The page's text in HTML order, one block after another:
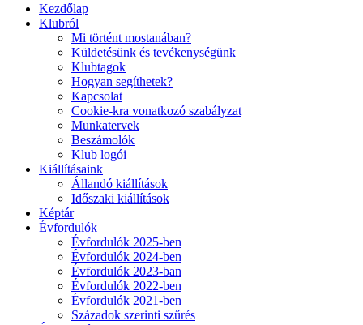
Kezdőlap
Klubról
Mi történt mostanában?
Küldetésünk és tevékenységünk
Klubtagok
Hogyan segíthetek?
Kapcsolat
Cookie-kra vonatkozó szabályzat
Munkatervek
Beszámolók
Klub logói
Kiállításaink
Állandó kiállítások
Időszaki kiállítások
Képtár
Évfordulók
Évfordulók 2025-ben
Évfordulók 2024-ben
Évfordulók 2023-ban
Évfordulók 2022-ben
Évfordulók 2021-ben
Századok szerinti szűrés